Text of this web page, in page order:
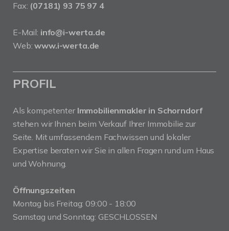
Fax: (07181) 93 75 97 4
E-Mail: info@i-werta.de
Web:www.i-werta.de
PROFIL
Als kompetenter Immobilienmakler in Schorndorf
stehen wir Ihnen beim Verkauf Ihrer Immobilie zur
Seite. Mit umfassendem Fachwissen und lokaler
Expertise beraten wir Sie in allen Fragen rund um Haus
und Wohnung.
Öffnungszeiten
Montag bis Freitag: 09:00 - 18:00
Samstag und Sonntag: GESCHLOSSEN